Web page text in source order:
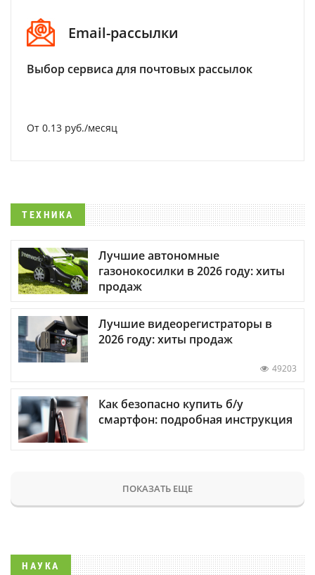
Email-рассылки
Выбор сервиса для почтовых рассылок
От 0.13 руб./месяц
ТЕХНИКА
Лучшие автономные
газонокосилки в 2026 году: хиты
продаж
Лучшие видеорегистраторы в
2026 году: хиты продаж
49203
Как безопасно купить б/у
смартфон: подробная инструкция
ПОКАЗАТЬ ЕЩЕ
НАУКА